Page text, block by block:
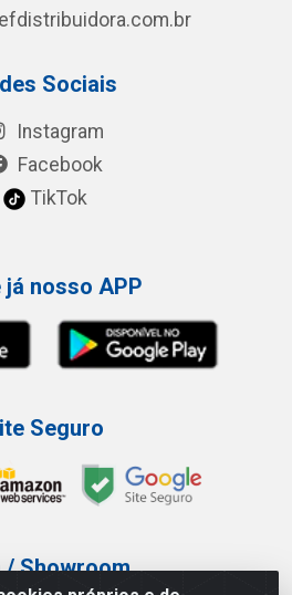
Sociais
Instagram
Facebook
TikTok
já nosso APP
Seguro
/ Showroom